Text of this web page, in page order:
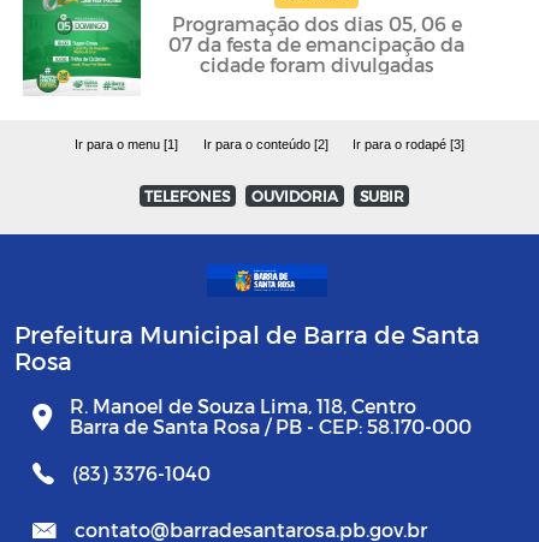
Programação dos dias 05, 06 e
07 da festa de emancipação da
cidade foram divulgadas
Ir para o menu [1] Ir para o conteúdo [2] Ir para o rodapé [3]
TELEFONES OUVIDORIA SUBIR
Prefeitura Municipal de Barra de Santa
Rosa
R. Manoel de Souza Lima, 118, Centro
Barra de Santa Rosa / PB - CEP: 58.170-000
(83) 3376-1040
contato@barradesantarosa.pb.gov.br